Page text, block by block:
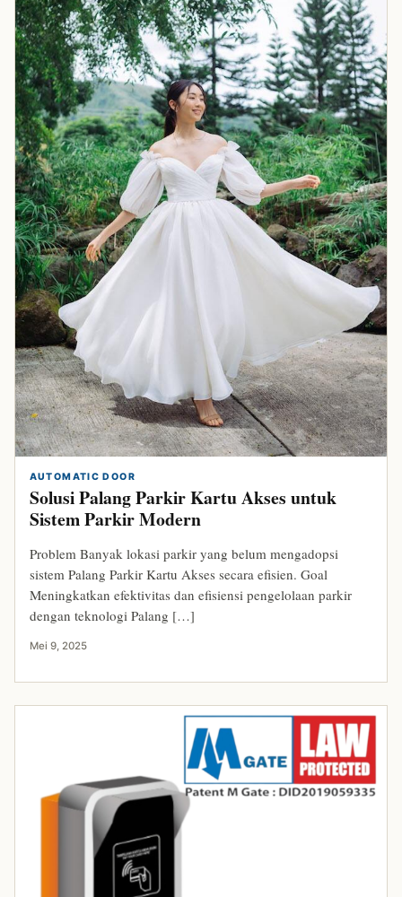
AUTOMATIC DOOR
Solusi Palang Parkir Kartu Akses untuk
Sistem Parkir Modern
Problem Banyak lokasi parkir yang belum mengadopsi
sistem Palang Parkir Kartu Akses secara efisien. Goal
Meningkatkan efektivitas dan efisiensi pengelolaan parkir
dengan teknologi Palang […]
Mei 9, 2025